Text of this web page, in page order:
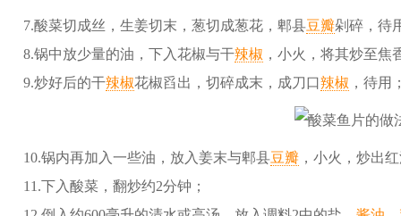
7.酸菜切成丝，生姜切末，葱切成葱花，郫县豆瓣剁碎，待
8.锅中放少量的油，下入花椒与干辣椒 ，小火，将其炒至焦
9.炒好后的干辣椒花椒舀出，切碎成末，成刀口辣椒 ，待用
10.锅内再加入一些油，放入姜末与郫县豆瓣 ，小火，炒出
11.下入酸菜，翻炒约2分钟；